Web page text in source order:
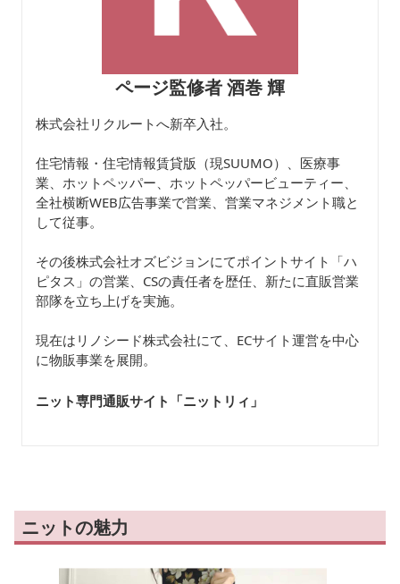
ページ監修者 酒巻 輝
株式会社リクルートへ新卒入社。
住宅情報・住宅情報賃貸版（現SUUMO）、医療事
業、ホットペッパー、ホットペッパービューティー、
全社横断WEB広告事業で営業、営業マネジメント職と
して従事。
その後株式会社オズビジョンにてポイントサイト「ハ
ピタス」の営業、CSの責任者を歴任、新たに直販営業
部隊を立ち上げを実施。
現在はリノシード株式会社にて、ECサイト運営を中心
に物販事業を展開。
ニット専門通販サイト「ニットリィ 」
ニットの魅力